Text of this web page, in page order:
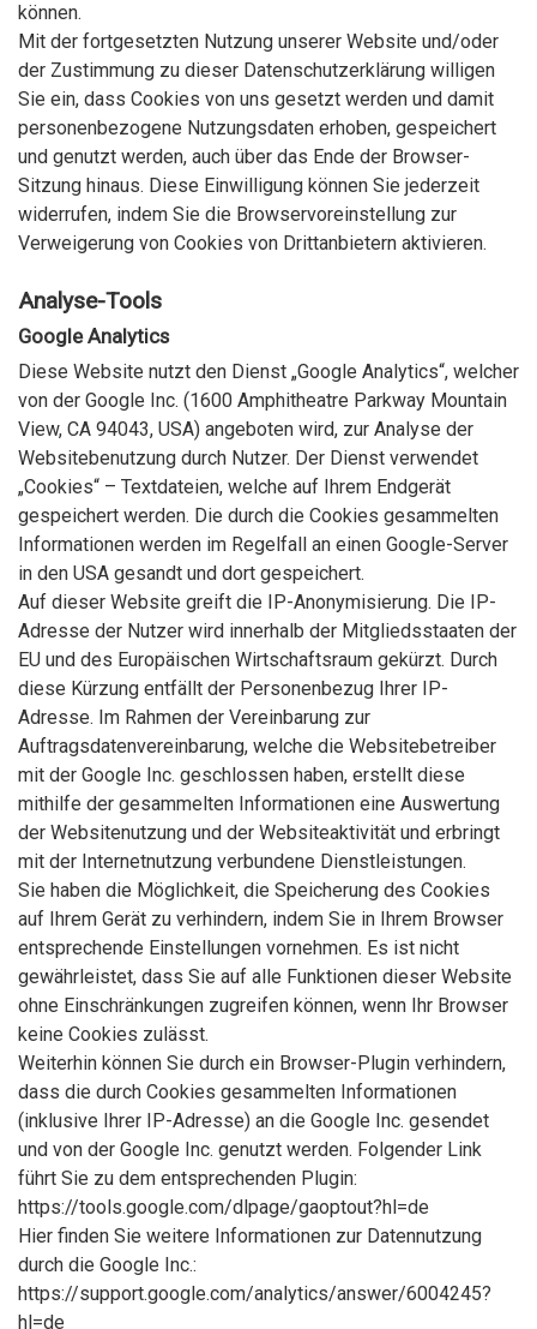
können.
Mit der fortgesetzten Nutzung unserer Website und/oder
der Zustimmung zu dieser Datenschutzerklärung willigen
Sie ein, dass Cookies von uns gesetzt werden und damit
personenbezogene Nutzungsdaten erhoben, gespeichert
und genutzt werden, auch über das Ende der Browser-
Sitzung hinaus. Diese Einwilligung können Sie jederzeit
widerrufen, indem Sie die Browservoreinstellung zur
Verweigerung von Cookies von Drittanbietern aktivieren.
Analyse-Tools
Google Analytics
Diese Website nutzt den Dienst „Google Analytics“, welcher
von der Google Inc. (1600 Amphitheatre Parkway Mountain
View, CA 94043, USA) angeboten wird, zur Analyse der
Websitebenutzung durch Nutzer. Der Dienst verwendet
„Cookies“ – Textdateien, welche auf Ihrem Endgerät
gespeichert werden. Die durch die Cookies gesammelten
Informationen werden im Regelfall an einen Google-Server
in den USA gesandt und dort gespeichert.
Auf dieser Website greift die IP-Anonymisierung. Die IP-
Adresse der Nutzer wird innerhalb der Mitgliedsstaaten der
EU und des Europäischen Wirtschaftsraum gekürzt. Durch
diese Kürzung entfällt der Personenbezug Ihrer IP-
Adresse. Im Rahmen der Vereinbarung zur
Auftragsdatenvereinbarung, welche die Websitebetreiber
mit der Google Inc. geschlossen haben, erstellt diese
mithilfe der gesammelten Informationen eine Auswertung
der Websitenutzung und der Websiteaktivität und erbringt
mit der Internetnutzung verbundene Dienstleistungen.
Sie haben die Möglichkeit, die Speicherung des Cookies
auf Ihrem Gerät zu verhindern, indem Sie in Ihrem Browser
entsprechende Einstellungen vornehmen. Es ist nicht
gewährleistet, dass Sie auf alle Funktionen dieser Website
ohne Einschränkungen zugreifen können, wenn Ihr Browser
keine Cookies zulässt.
Weiterhin können Sie durch ein Browser-Plugin verhindern,
dass die durch Cookies gesammelten Informationen
(inklusive Ihrer IP-Adresse) an die Google Inc. gesendet
und von der Google Inc. genutzt werden. Folgender Link
führt Sie zu dem entsprechenden Plugin:
https://tools.google.com/dlpage/gaoptout?hl=de
Hier finden Sie weitere Informationen zur Datennutzung
durch die Google Inc.:
https://support.google.com/analytics/answer/6004245?
hl=de